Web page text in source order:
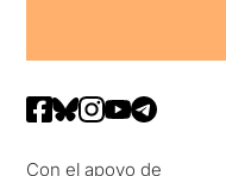
Con el apoyo de